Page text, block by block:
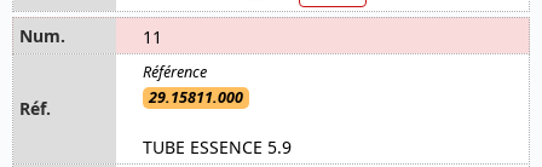
11
29.15811.000
TUBE ESSENCE 5.9